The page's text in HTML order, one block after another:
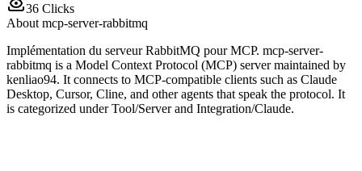
36 Clicks
About mcp-server-rabbitmq
Implémentation du serveur RabbitMQ pour MCP. mcp-server-
rabbitmq is a Model Context Protocol (MCP) server maintained by
kenliao94. It connects to MCP-compatible clients such as Claude
Desktop, Cursor, Cline, and other agents that speak the protocol. It
is categorized under Tool/Server and Integration/Claude.